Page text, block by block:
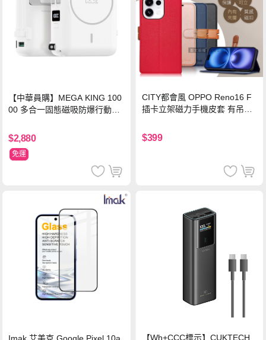
【中華員購】MEGA KING 100
00 多合一固態磁吸防爆行動電
$2,880
免運
CITY都會風 OPPO Reno16 F
插卡立架磁力手機皮套 有吊飾
$399
【Wh+CCC標示】CUKTECH